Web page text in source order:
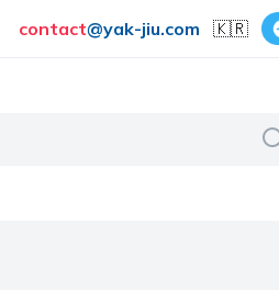
contact@yak-jiu.com 🇰🇷